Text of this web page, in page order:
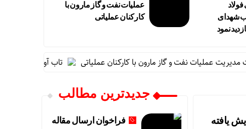
فولاد
شهدای
نمود
عملیات نفت و گاز مارون با
کارکنان عملیاتی
عملیات نفت و گاز مارون با کارکنان عملیاتی تاب آوری، وجه تمایز
امسال ۶۲ درصد افزایش یافته
جدیدترین مطالب
فراخوان ارسال مقاله